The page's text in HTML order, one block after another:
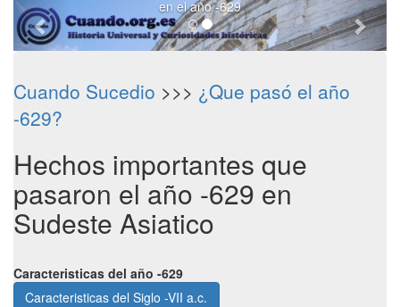
en el año -629
Cuando Sucedio >>> ¿Que pasó el año
-629?
Hechos importantes que
pasaron el año -629 en
Sudeste Asiatico
Caracteristicas del año -629
Caracteristicas del Siglo -VII a.c.